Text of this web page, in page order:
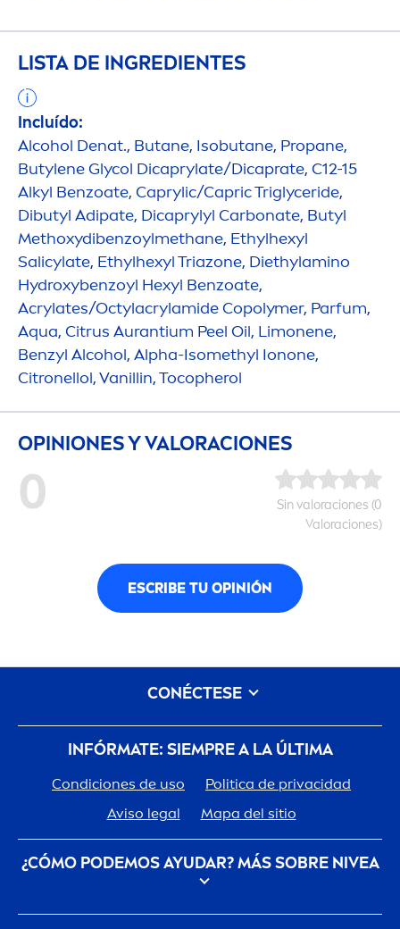
LISTA DE INGREDIENTES
Incluído:
Alcohol Denat., Butane, Isobutane, Propane,
Butylene Glycol Dicaprylate/Dicaprate, C12-15
Alkyl Benzoate, Caprylic/Capric Triglyceride,
Dibutyl Adipate, Dicaprylyl Carbonate, Butyl
Methoxydibenzoylmethane, Ethylhexyl
Salicylate, Ethylhexyl Triazone, Diethylamino
Hydroxybenzoyl Hexyl Benzoate,
Acrylates/Octylacrylamide Copolymer, Parfum,
Aqua, Citrus Aurantium Peel Oil, Limonene,
Benzyl Alcohol, Alpha-Isomethyl Ionone,
Citronellol, Vanillin, Tocopherol
OPINIONES Y VALORACIONES
0
Sin valoraciones (0
Valoraciones)
ESCRIBE TU OPINIÓN
INFÓRMATE: SIEMPRE A LA ÚLTIMA
Condiciones de uso
Politica de privacidad
Aviso legal
Mapa del sitio
¿CÓMO PODEMOS AYUDAR? MÁS SOBRE NIVEA
Descubre la Historia de tu marca de confianza
CONÉCTESE